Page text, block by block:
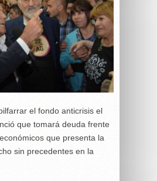
el fondo anticrisis el
que tomará deuda frente
que presenta la
sin precedentes en la